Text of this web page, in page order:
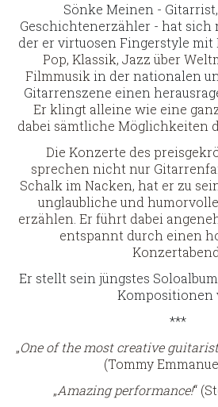
Sönke Meinen -
Geschichtenerzähler - hat sich
der er virtuosen Fingerstyle mit
Pop, Klassik, Jazz über
Filmmusik in der nationalen
Gitarrenszene einen
Er klingt alleine wie eine
dabei sämtliche Möglichkeiten
Die Konzerte des
sprechen nicht nur
Schalk im Nacken, hat er zu
unglaubliche und
erzählen. Er führt dabei
entspannt durch einen
Konzertabend.
Er stellt sein jüngstes
Kompositionen
***
„One of the most creative
(Tommy
„Amazing performance!“